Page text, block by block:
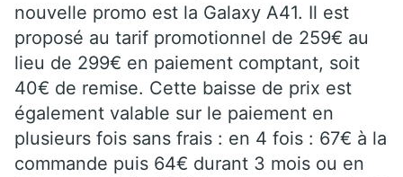
nouvelle promo est la Galaxy A41. Il est
proposé au tarif promotionnel de 259€ au
lieu de 299€ en paiement comptant, soit
40€ de remise. Cette baisse de prix est
également valable sur le paiement en
plusieurs fois sans frais : en 4 fois : 67€ à la
commande puis 64€ durant 3 mois ou en